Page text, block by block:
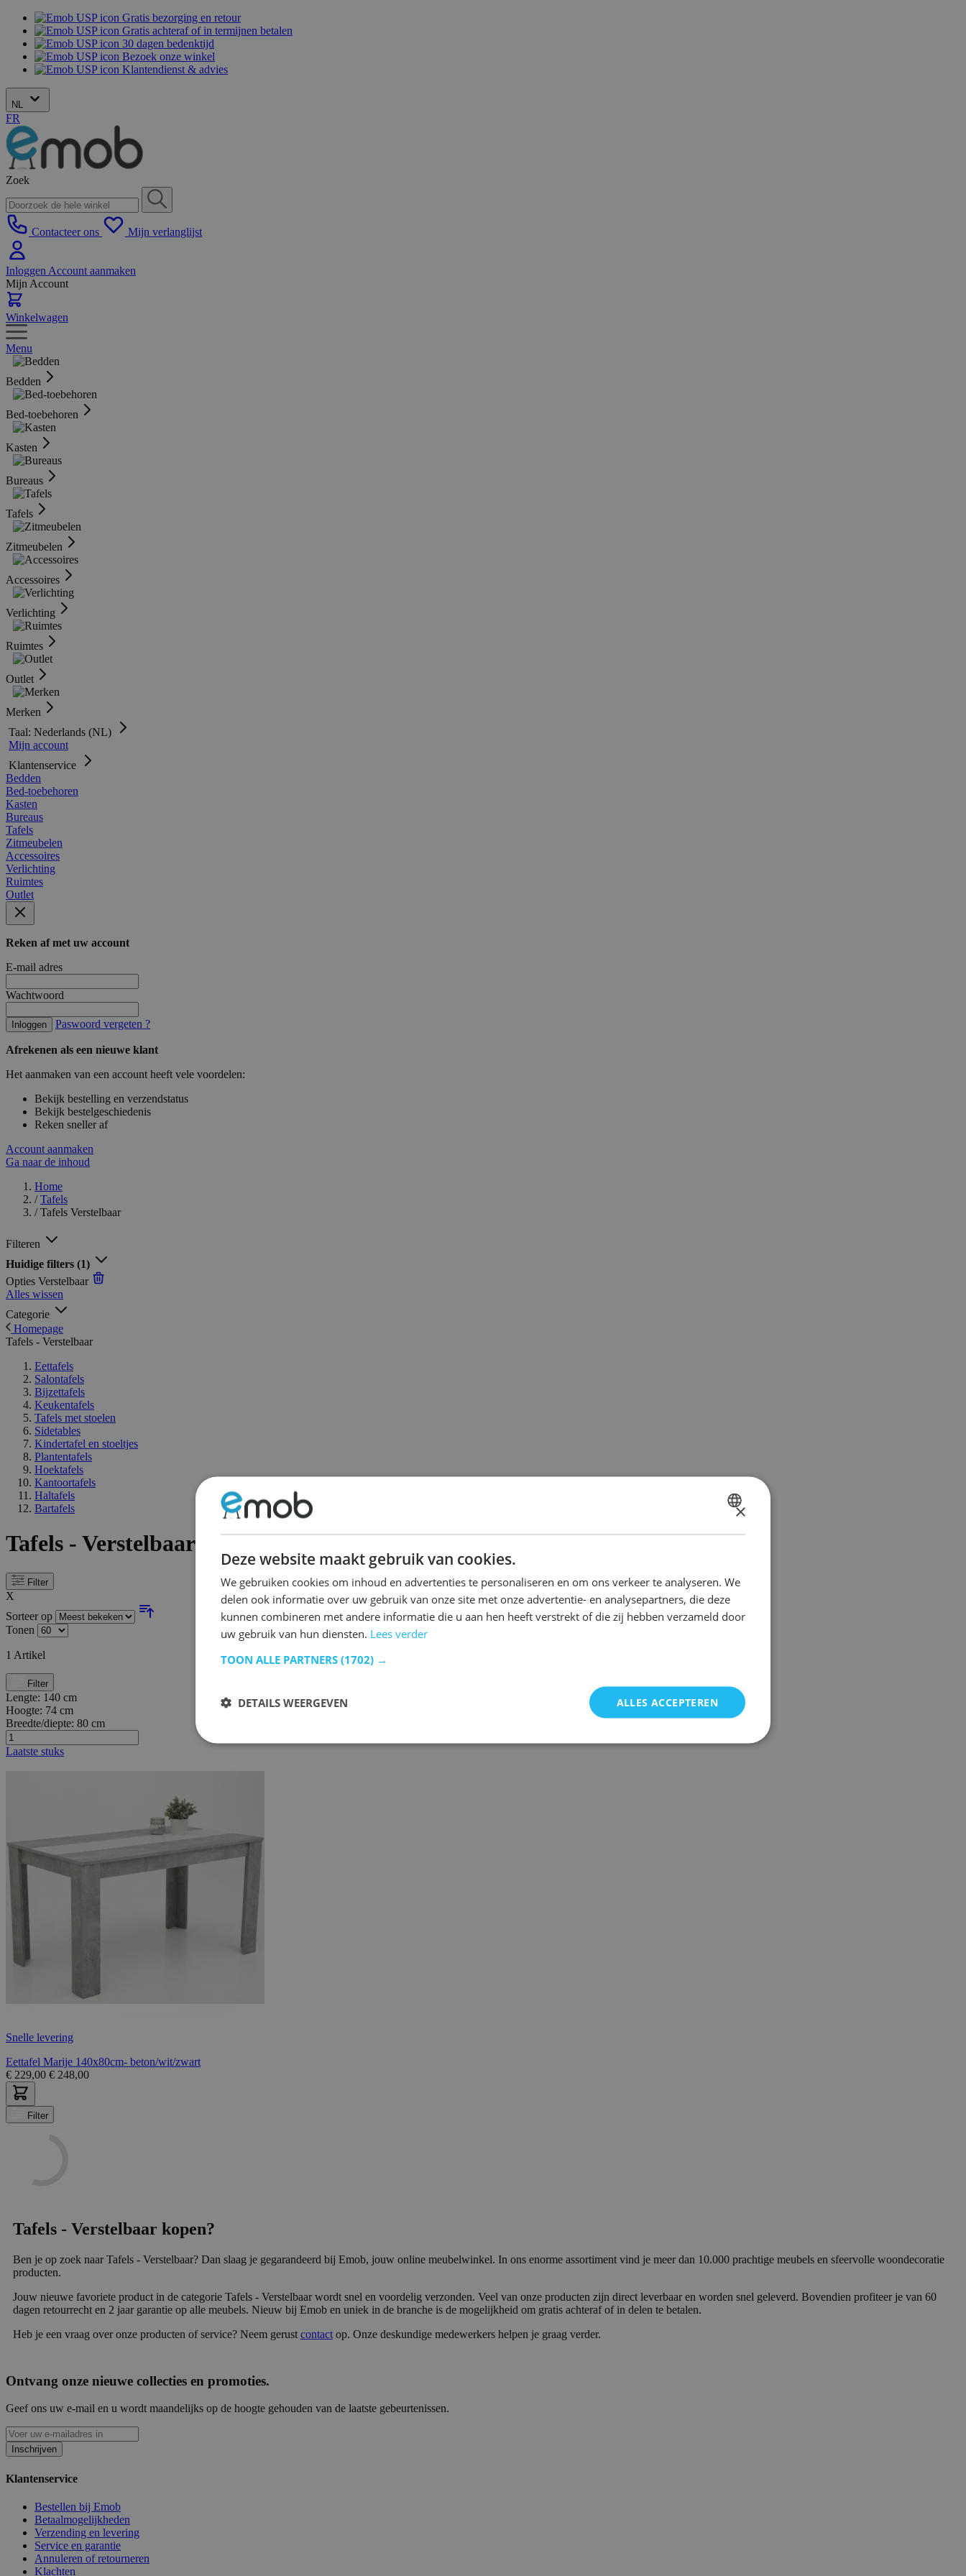
Gratis bezorging en retour
Gratis achteraf of in termijnen betalen
30 dagen bedenktijd
Bezoek onze winkel
Klantendienst & advies
NL
FR
Zoek
Contacteer ons Mijn verlanglijst
Inloggen Account aanmaken
Mijn Account
Winkelwagen
Menu
Bedden
Bed-toebehoren
Kasten
Bureaus
Tafels
Zitmeubelen
Accessoires
Verlichting
Ruimtes
Outlet
Merken
Taal: Nederlands (NL)
Mijn account
Klantenservice
Bedden
Bed-toebehoren
Kasten
Bureaus
Tafels
Zitmeubelen
Accessoires
Verlichting
Ruimtes
Outlet
Reken af met uw account
E-mail adres
Wachtwoord
Inloggen Paswoord vergeten ?
Afrekenen als een nieuwe klant
Het aanmaken van een account heeft vele voordelen:
Bekijk bestelling en verzendstatus
Bekijk bestelgeschiedenis
Reken sneller af
Account aanmaken
Ga naar de inhoud
Home
/ Tafels
/ Tafels Verstelbaar
Filteren
Huidige filters (1)
Opties Verstelbaar
Alles wissen
Categorie
Homepage
Tafels - Verstelbaar
Eettafels
Salontafels
Bijzettafels
Keukentafels
Tafels met stoelen
Sidetables
Kindertafel en stoeltjes
Plantentafels
Hoektafels
Kantoortafels
Haltafels
Bartafels
Tafels - Verstelbaar
Filter
X
Sorteer op
Tonen
1 Artikel
Filter
Lengte: 140 cm
Hoogte: 74 cm
Breedte/diepte: 80 cm
Laatste stuks
Snelle levering
Eettafel Marije 140x80cm- beton/wit/zwart
€ 229,00 € 248,00
Filter
Tafels - Verstelbaar kopen?
Ben je op zoek naar Tafels - Verstelbaar? Dan slaag je gegarandeerd bij Emob, jouw online meubelwinkel. In ons enorme assortiment vind je meer dan 10.000 prachtige meubels en sfeervolle woondecoratie
producten.
Jouw nieuwe favoriete product in de categorie Tafels - Verstelbaar wordt snel en voordelig verzonden. Veel van onze producten zijn direct leverbaar en worden snel geleverd. Bovendien profiteer je van 60
dagen retourrecht en 2 jaar garantie op alle meubels. Nieuw bij Emob en uniek in de branche is de mogelijkheid om gratis achteraf of in delen te betalen.
Heb je een vraag over onze producten of service? Neem gerust contact op. Onze deskundige medewerkers helpen je graag verder.
Ontvang onze nieuwe collecties en promoties.
Geef ons uw e-mail en u wordt maandelijks op de hoogte gehouden van de laatste gebeurtenissen.
Inschrijven
Klantenservice
Bestellen bij Emob
Betaalmogelijkheden
Verzending en levering
Service en garantie
Annuleren of retourneren
Klachten
×
Deze website maakt gebruik van cookies.
We gebruiken cookies om inhoud en advertenties te personaliseren en om ons verkeer te analyseren. We
delen ook informatie over uw gebruik van onze site met onze advertentie- en analysepartners, die deze
kunnen combineren met andere informatie die u aan hen heeft verstrekt of die zij hebben verzameld door
uw gebruik van hun diensten. Lees verder
TOON ALLE PARTNERS (1702) →
ALLES ACCEPTEREN
DETAILS WEERGEVEN